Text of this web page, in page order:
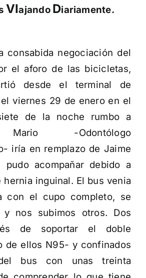
VIajando Diariamente.
consabida negociación del
el aforo de las bicicletas,
desde el terminal de
el viernes 29 de enero en el
de la noche rumbo a
-Odontólogo
iría en remplazo de Jaime
acompañar debido a
hernia inguinal. El bus venia
con el cupo completo, se
y nos subimos otros. Dos
de soportar el doble
de ellos N95- y confinados
bus con unas treinta